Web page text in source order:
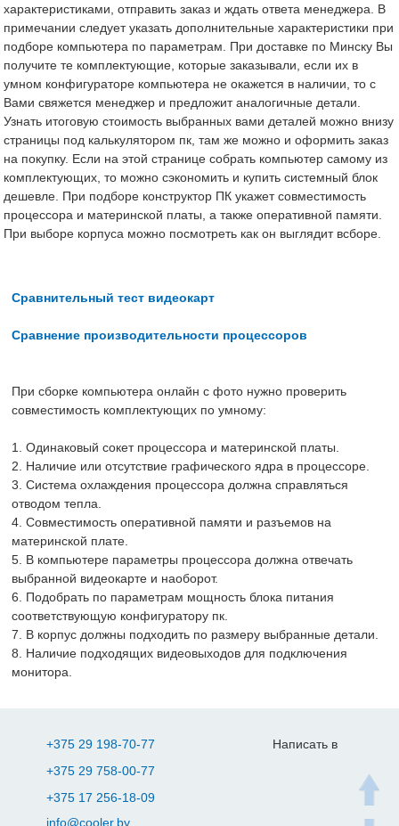
характеристиками, отправить заказ и ждать ответа менеджера. В
примечании следует указать дополнительные характеристики при
подборе компьютера по параметрам. При доставке по Минску Вы
получите те комплектующие, которые заказывали, если их в
умном конфигураторе компьютера не окажется в наличии, то с
Вами свяжется менеджер и предложит аналогичные детали.
Узнать итоговую стоимость выбранных вами деталей можно внизу
страницы под калькулятором пк, там же можно и оформить заказ
на покупку. Если на этой странице собрать компьютер самому из
комплектующих, то можно сэкономить и купить системный блок
дешевле. При подборе конструктор ПК укажет совместимость
процессора и материнской платы, а также оперативной памяти.
При выборе корпуса можно посмотреть как он выглядит всборе.
Сравнительный тест видеокарт
Сравнение производительности процессоров
При сборке компьютера онлайн с фото нужно проверить
совместимость комплектующих по умному:
1. Одинаковый сокет процессора и материнской платы.
2. Наличие или отсутствие графического ядра в процессоре.
3. Система охлаждения процессора должна справляться
отводом тепла.
4. Совместимость оперативной памяти и разъемов на
материнской плате.
5. В компьютере параметры процессора должна отвечать
выбранной видеокарте и наоборот.
6. Подобрать по параметрам мощность блока питания
соответствующую конфигуратору пк.
7. В корпус должны подходить по размеру выбранные детали.
8. Наличие подходящих видеовыходов для подключения
монитора.
+375 29 198-70-77
+375 29 758-00-77
+375 17 256-18-09
info@cooler.by
Написать в